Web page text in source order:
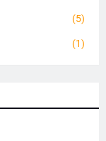
(5)
(1)